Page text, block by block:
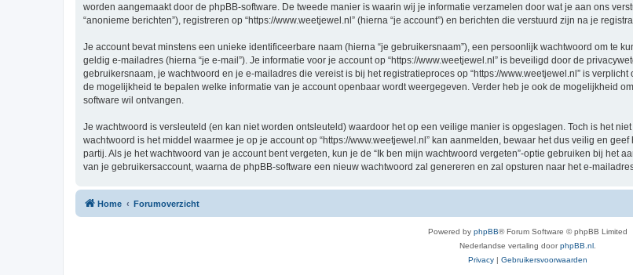
worden aangemaakt door de phpBB-software. De tweede manier is waarin wij je informatie verzamelen door wat je aan ons
“anonieme berichten”), registreren op “https://www.weetjewel.nl” (hierna “je account”) en berichten die verstuurd zijn na je
Je account bevat minstens een unieke identificeerbare naam (hierna “je gebruikersnaam”), een persoonlijk wachtwoord om te
geldig e-mailadres (hierna “je e-mail”). Je informatie voor je account op “https://www.weetjewel.nl” is beveiligd door de
gebruikersnaam, je wachtwoord en je e-mailadres die vereist is bij het registratieproces op “https://www.weetjewel.nl” is
de mogelijkheid te bepalen welke informatie van je account openbaar wordt weergegeven. Verder heb je ook de mogelijkheid
software wil ontvangen.
Je wachtwoord is versleuteld (en kan niet worden ontsleuteld) waardoor het op een veilige manier is opgeslagen. Toch is het
wachtwoord is het middel waarmee je op je account op “https://www.weetjewel.nl” kan aanmelden, bewaar het dus veilig en
partij. Als je het wachtwoord van je account bent vergeten, kun je de “Ik ben mijn wachtwoord vergeten”-optie gebruiken bij het
van je gebruikersaccount, waarna de phpBB-software een nieuw wachtwoord zal genereren en zal opsturen naar het e-
Home Forumoverzicht
Powered by phpBB® Forum Software © phpBB Limited
Nederlandse vertaling doorphpBB.nl
Privacy | Gebruikersvoorwaarden